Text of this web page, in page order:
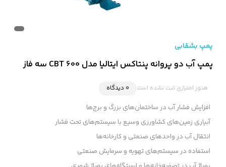
پمپ بشقابی
پمپ آب دو پروانه پنتاکس ایتالیا مدل CBT 600 سه فاز
هنوز امتیازی ثبت نشده است 0 دیدگاه
افزایش فشار آب در ساختمان‌های بزرگ و برج‌ها
آبیاری زمین‌های کشاورزی وسیع با سیستم‌های تحت فشار
انتقال آب در واحدهای صنعتی و کارخانه‌ها
استفاده در سیستم‌های تهویه و سرمایش صنعتی